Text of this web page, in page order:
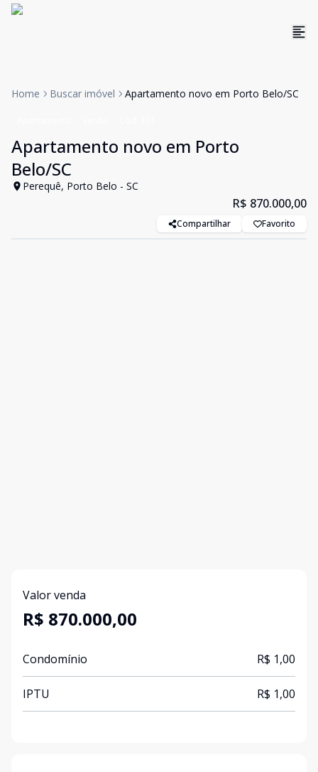
Home Buscar imóvel Apartamento novo em Porto Belo/SC
Apartamento novo em Porto
Belo/SC
Perequê, Porto Belo - SC
R$ 870.000,00
Compartilhar Favorito
Valor venda
R$ 870.000,00
Condomínio R$ 1,00
IPTU R$ 1,00